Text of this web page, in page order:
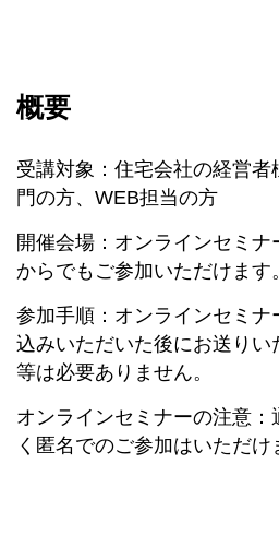
概要
受講対象：住宅会社の経営
門の方、WEB担当の方
開催会場：オンラインセミナ
からでもご参加いただけます。
参加手順：オンラインセミナ
込みいただいた後にお送り
等は必要ありません。
オンラインセミナーの注意：
く匿名でのご参加はいただけ